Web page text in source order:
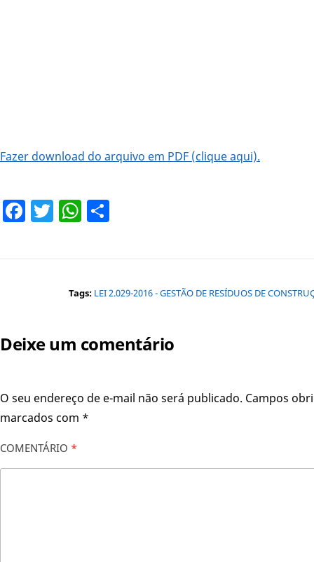
Fazer download do arquivo em PDF (clique aqui).
Facebook
TwitterWhatsApp
Tags: LEI 2.029-2016 - GESTÃO DE RESÍDUOS DE
Deixe um comentário
O seu endereço de e-mail não será publicado. Campos
marcados com *
COMENTÁRIO *